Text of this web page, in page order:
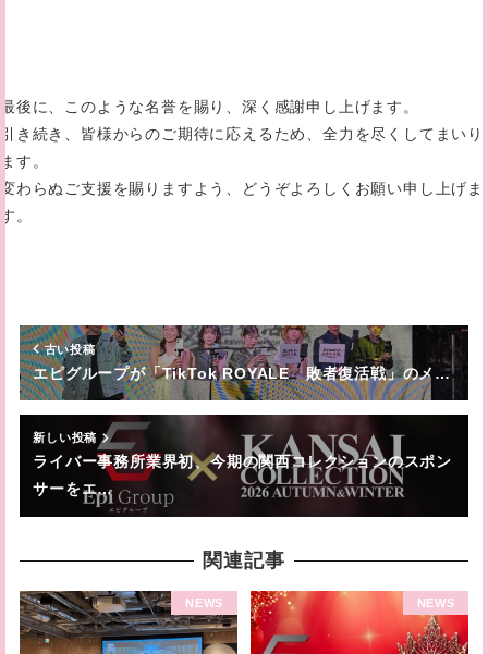
最後に、このような名誉を賜り、深く感謝申し上げます。
引き続き、皆様からのご期待に応えるため、全力を尽くしてまいり
ます。
変わらぬご支援を賜りますよう、どうぞよろしくお願い申し上げま
す。
古い投稿
エピグループが「TikTok ROYALE 敗者復活戦」のメ…
新しい投稿
ライバー事務所業界初、今期の関西コレクションのスポン
サーをエ…
関連記事
NEWS NEWS